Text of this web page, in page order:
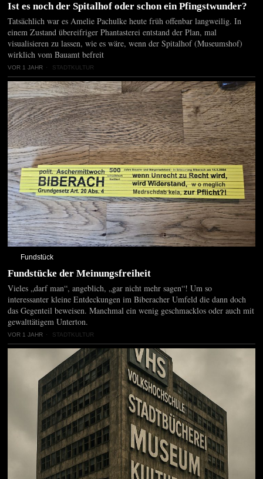
Ist es noch der Spitalhof oder schon ein Pfingstwunder?
Tatsächlich war es Amelie Pachulke heute früh offenbar langweilig. In
einem Zustand übereifriger Phantasterei entstand der Plan, mal
visualisieren zu lassen, wie es wäre, wenn der Spitalhof (Museumshof)
wirklich vom Bauamt befreit
VOR 1 JAHR STADTKULTUR
Fundstück
Fundstücke der Meinungsfreiheit
Vieles „darf man“, angeblich, „gar nicht mehr sagen“! Um so
interessanter kleine Entdeckungen im Biberacher Umfeld die dann doch
das Gegenteil beweisen. Manchmal ein wenig geschmacklos oder auch mit
gewalttätigem Unterton.
VOR 1 JAHR STADTKULTUR